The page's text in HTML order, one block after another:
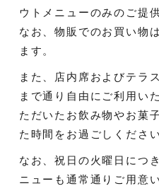
ウトメニューのみのご提
なお、物販でのお買い物
ます。
また、店内席およびテラ
まで通り自由にご利用い
ただいたお飲み物やお菓
た時間をお過ごしください
なお、祝日の火曜日につ
ニューも通常通りご用意